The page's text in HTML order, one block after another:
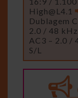
High@L4.1
Dublagem
2.0 / 48
AC3 – 2.0 /
S/L